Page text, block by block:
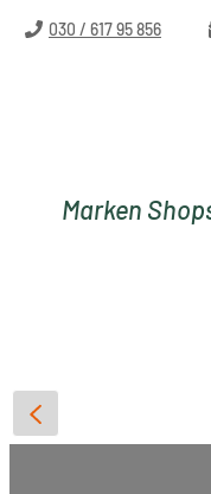
Hauptinhalt
Zur Suche springen
Zur030 / 617 95 856
Marken